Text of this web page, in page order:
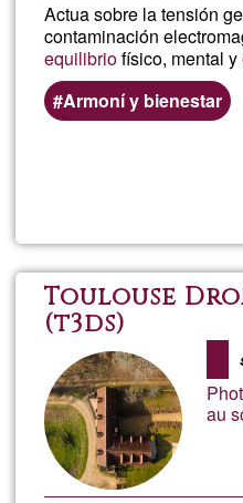
Actua sobre la tensión
contaminación
equilibriofísico, mental y
Armoní y bienestar
Toulouse
(t3ds)
au